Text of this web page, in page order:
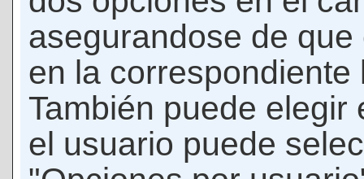
asegurandose de
en la
También puede
el usuario puede